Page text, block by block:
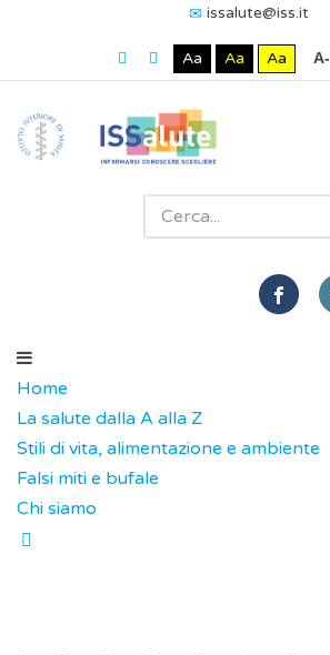
issalute@iss.it
Aa Aa Aa A-
Home
La salute dalla A alla Z
Stili di vita, alimentazione e ambiente
Falsi miti e bufale
Chi siamo